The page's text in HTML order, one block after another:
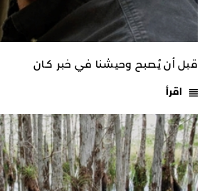
قبل أن يُصبح وحيشنا في خبر كـان
اقرأ